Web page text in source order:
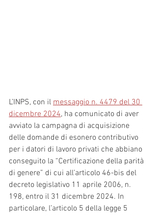
L’INPS, con il messaggio n. 4479 del 30
dicembre 2024, ha comunicato di aver
avviato la campagna di acquisizione
delle domande di esonero contributivo
per i datori di lavoro privati che abbiano
conseguito la “Certificazione della parità
di genere” di cui all’articolo 46-bis del
decreto legislativo 11 aprile 2006, n.
198, entro il 31 dicembre 2024. In
particolare, l’articolo 5 della legge 5